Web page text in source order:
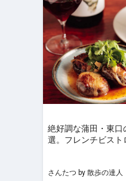
絶好調な蒲田・東口
選。フレンチビスト
さんたつ by 散歩の達人